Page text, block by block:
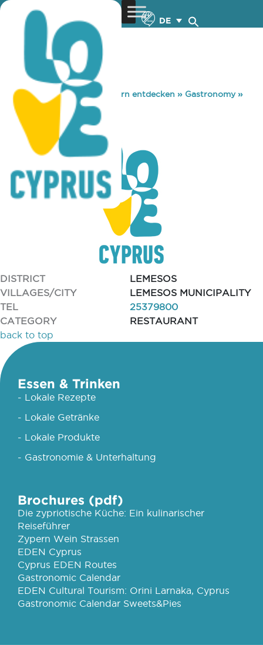
DE
You are here: Home »Zypern entdecken » Gastronomy»
ANITA GELATO
ANITA GELATO
DISTRICT
LEMESOS
VILLAGES/CITY
LEMESOS MUNICIPALITY
TEL
25379800
CATEGORY
RESTAURANT
back to top
Essen & Trinken
- Lokale Rezepte
- Lokale Getränke
- Lokale Produkte
- Gastronomie & Unterhaltung
Brochures (pdf)
Die zypriotische Küche: Ein kulinarischer
Reiseführer
Zypern Wein Strassen
EDEN Cyprus
Cyprus EDEN Routes
Gastronomic Calendar
EDEN Cultural Tourism: Orini Larnaka, Cyprus
Gastronomic Calendar Sweets&Pies